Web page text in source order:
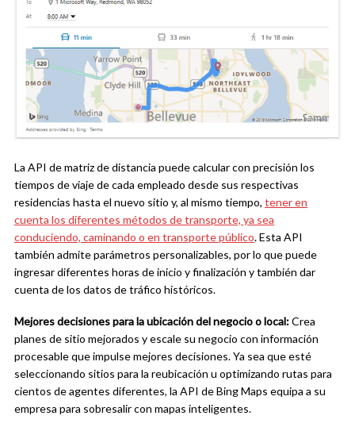
La API de matriz de distancia puede calcular con precisión los
tiempos de viaje de cada empleado desde sus respectivas
residencias hasta el nuevo sitio y, al mismo tiempo, tener en
cuenta los diferentes métodos de transporte, ya sea
conduciendo, caminando o en transporte público. Esta API
también admite parámetros personalizables, por lo que puede
ingresar diferentes horas de inicio y finalización y también dar
cuenta de los datos de tráfico históricos.
Mejores decisiones para la ubicación del negocio o local:Crea
planes de sitio mejorados y escale su negocio con información
procesable que impulse mejores decisiones. Ya sea que esté
seleccionando sitios para la reubicación u optimizando rutas para
cientos de agentes diferentes, la API de Bing Maps equipa a su
empresa para sobresalir con mapas inteligentes.